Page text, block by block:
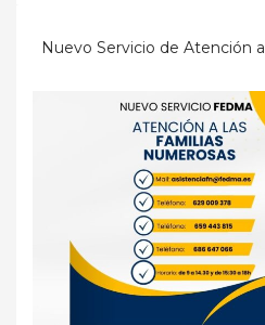
Nuevo Servicio de Atención